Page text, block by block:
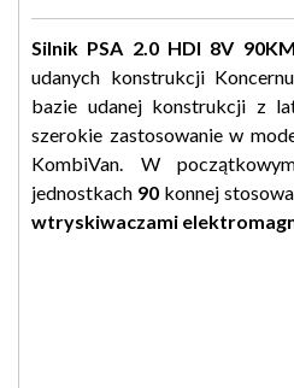
Silnik PSA 2.0 HDI 8V 90KM
udanych konstrukcji Koncernu
bazie udanej konstrukcji z
szerokie zastosowanie w
KombiVan. W
jednostkach 90konnej
wtryskiwaczami